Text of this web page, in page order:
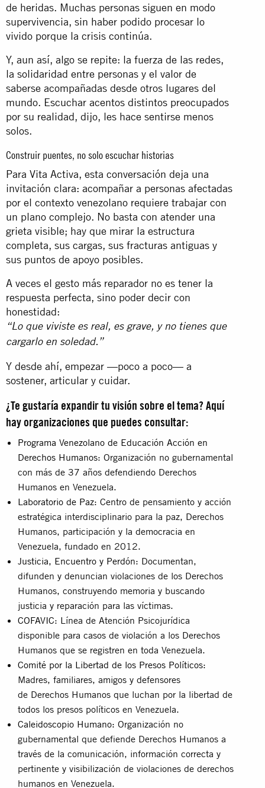
de heridas. Muchas personas siguen en modo
supervivencia, sin haber podido procesar lo
vivido porque la crisis continúa.
Y, aun así, algo se repite: la fuerza de las redes,
la solidaridad entre personas y el valor de
saberse acompañadas desde otros lugares del
mundo. Escuchar acentos distintos preocupados
por su realidad, dijo, les hace sentirse menos
solos.
Construir puentes, no solo escuchar historias
Para Vita Activa, esta conversación deja una
invitación clara: acompañar a personas afectadas
por el contexto venezolano requiere trabajar con
un plano complejo. No basta con atender una
grieta visible; hay que mirar la estructura
completa, sus cargas, sus fracturas antiguas y
sus puntos de apoyo posibles.
A veces el gesto más reparador no es tener la
respuesta perfecta, sino poder decir con
honestidad:
“Lo que viviste es real, es grave, y no tienes que
cargarlo en soledad.”
Y desde ahí, empezar —poco a poco— a
sostener, articular y cuidar.
¿Te gustaría expandir tu visión sobre el tema? Aquí
hay organizaciones que puedes consultar:
Programa Venezolano de Educación Acción en
Derechos Humanos: Organización no gubernamental
con más de 37 años defendiendo Derechos
Humanos en Venezuela.
Laboratorio de Paz: Centro de pensamiento y acción
estratégica interdisciplinario para la paz, Derechos
Humanos, participación y la democracia en
Venezuela, fundado en 2012.
Justicia, Encuentro y Perdón: Documentan,
difunden y denuncian violaciones de los Derechos
Humanos, construyendo memoria y buscando
justicia y reparación para las víctimas.
COFAVIC: Línea de Atención Psicojurídica
disponible para casos de violación a los Derechos
Humanos que se registren en toda Venezuela.
Comité por la Libertad de los Presos Políticos:
Madres, familiares, amigos y defensores
de Derechos Humanos que luchan por la libertad de
todos los presos políticos en Venezuela.
Caleidoscopio Humano: Organización no
gubernamental que defiende Derechos Humanos a
través de la comunicación, información correcta y
pertinente y visibilización de violaciones de derechos
humanos en Venezuela.